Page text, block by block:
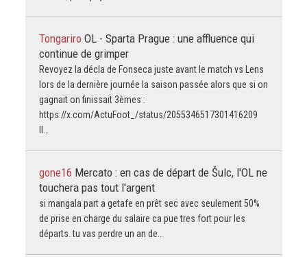
Tongariro OL - Sparta Prague : une affluence qui
continue de grimper
Revoyez la décla de Fonseca juste avant le match vs Lens
lors de la dernière journée la saison passée alors que si on
gagnait on finissait 3èmes :
https://x.com/ActuFoot_/status/2055346517301416209
gone16 Mercato : en cas de départ de Šulc, l'OL ne
touchera pas tout l'argent
si mangala part a getafe en prêt sec avec seulement 50%
de prise en charge du salaire ca pue tres fort pour les
départs. tu vas perdre un an de…